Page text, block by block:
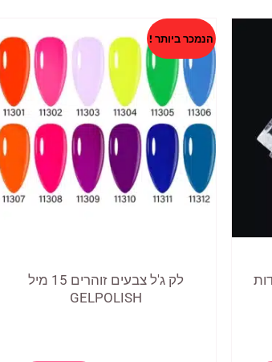
הנמכר ביותר !
לק ג'ל צבעים זוהרים 15 מיל
GELPOLISH